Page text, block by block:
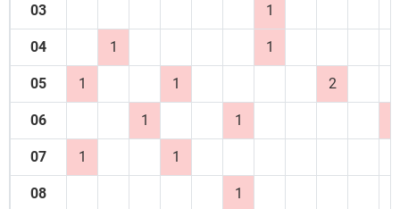
03 1
04 1 1
05 1 1 2
06 1 1
07 1 1
08 1